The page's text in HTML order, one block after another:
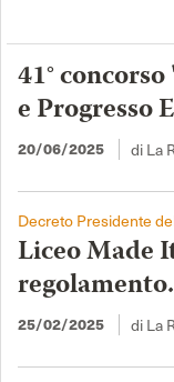
41°
e Progresso
20/06/2025 di La
Decreto Presidente
Liceo Made
regolamento.
25/02/2025 di La